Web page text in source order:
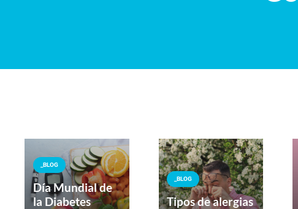
_BLOG
Día Mundial de
la Diabetes
_BLOG
Tipos de alergias